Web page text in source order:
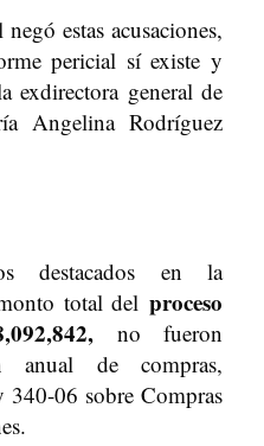
estas acusaciones,
pericial sí existe y
exdirectora general de
Angelina Rodríguez
destacados en la
total del proceso
no fueron
de compras,
06 sobre Compras